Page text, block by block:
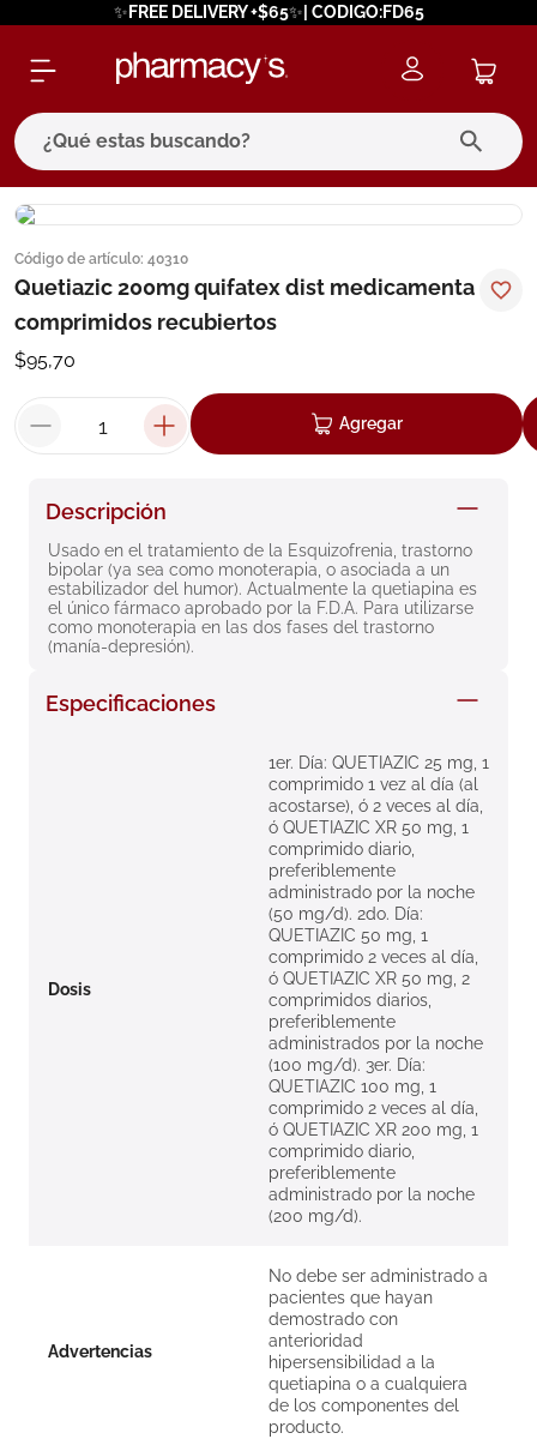
✨FREE DELIVERY +$65✨| CODIGO:FD65
¿Qué estas buscando?
Código de artículo: 40310
Quetiazic 200mg quifatex dist medicamenta
comprimidos recubiertos
$95,70
Agregar
Descripción
Usado en el tratamiento de la Esquizofrenia, trastorno
bipolar (ya sea como monoterapia, o asociada a un
estabilizador del humor). Actualmente la quetiapina es
el único fármaco aprobado por la F.D.A. Para utilizarse
como monoterapia en las dos fases del trastorno
(manía-depresión).
Especificaciones
Dosis
1er. Día: QUETIAZIC 25 mg, 1
comprimido 1 vez al día (al
acostarse), ó 2 veces al día,
ó QUETIAZIC XR 50 mg, 1
comprimido diario,
preferiblemente
administrado por la noche
(50 mg/d). 2do. Día:
QUETIAZIC 50 mg, 1
comprimido 2 veces al día,
ó QUETIAZIC XR 50 mg, 2
comprimidos diarios,
preferiblemente
administrados por la noche
(100 mg/d). 3er. Día:
QUETIAZIC 100 mg, 1
comprimido 2 veces al día,
ó QUETIAZIC XR 200 mg, 1
comprimido diario,
preferiblemente
administrado por la noche
(200 mg/d).
Advertencias
No debe ser administrado a
pacientes que hayan
demostrado con
anterioridad
hipersensibilidad a la
quetiapina o a cualquiera
de los componentes del
producto.
términos más buscados
1. eucerin
cerave
7. isdin
8. roche posay
9. megacistin
10.pañales